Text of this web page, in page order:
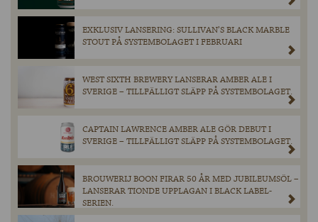
EXKLUSIV LANSERING: SULLIVAN’S BLACK MARBLE
STOUT PÅ SYSTEMBOLAGET I FEBRUARI
WEST SIXTH BREWERY LANSERAR AMBER ALE I
SVERIGE – TILLFÄLLIGT SLÄPP PÅ SYSTEMBOLAGET.
CAPTAIN LAWRENCE AMBER ALE GÖR DEBUT I
SVERIGE – TILLFÄLLIGT SLÄPP PÅ SYSTEMBOLAGET.
BROUWERIJ BOON FIRAR 50 ÅR MED JUBILEUMSÖL –
LANSERAR TIONDE UPPLAGAN I BLACK LABEL-
SERIEN.